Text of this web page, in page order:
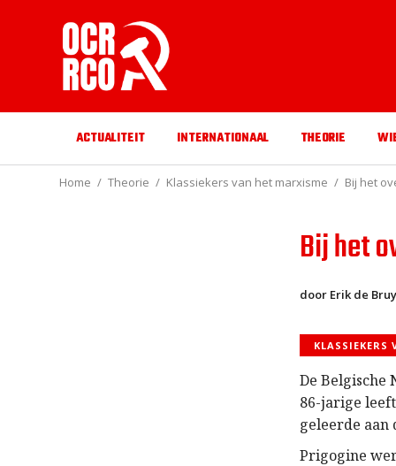
ACTUALITEIT INTERNATIONAAL THEORIE
Home Theorie Klassiekers van het marxisme Bij het
Bij het
door Erik de
De Belgische
86-jarige
geleerde
Prigogine